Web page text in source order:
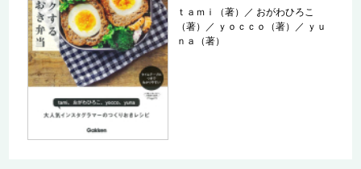
ｔａｍｉ（著） ／ おがわひろこ
（著）
／ ｙｏｃｃｏ（著） ／ ｙｕ
ｎａ（著）